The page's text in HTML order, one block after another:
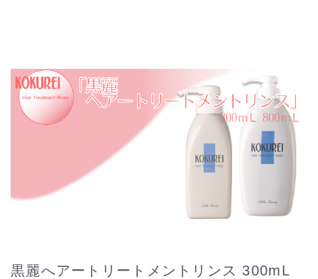
黒麗へアートリートメントリンス 300mL